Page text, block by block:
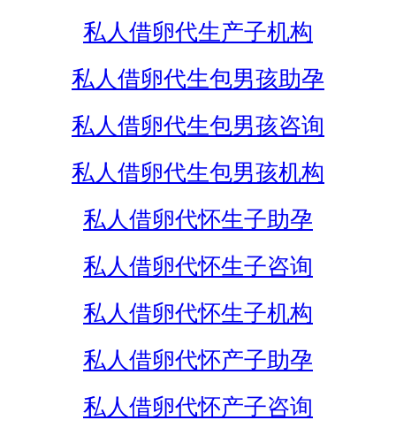
私人借卵代生产子机构
私人借卵代生包男孩助孕
私人借卵代生包男孩咨询
私人借卵代生包男孩机构
私人借卵代怀生子助孕
私人借卵代怀生子咨询
私人借卵代怀生子机构
私人借卵代怀产子助孕
私人借卵代怀产子咨询